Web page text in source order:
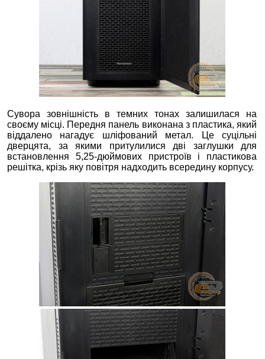
Сувора зовнішність в темних тонах залишилася на
своєму місці. Передня панель виконана з пластика, який
віддалено нагадує шліфований метал. Це суцільні
дверцята, за якими притулилися дві заглушки для
встановлення 5,25-дюймових пристроїв і пластикова
решітка, крізь яку повітря надходить всередину корпусу.